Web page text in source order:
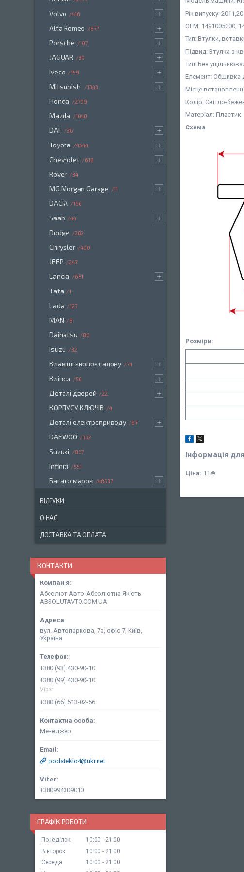
Рік випуску:
OEM: 1491005000,
Тип: Втулки,
Підвид: Втулка з
Тип: Без
Елемент: Обшивка
Місце
Колір: Світло-
Матеріал: Пластик
Схема
Розміри:
Інформація
Ціна: 11 ₴
Volvo 416
Alfa Romeo 877
Porsche 107
JAGUAR 30
Iveco 159
Mitsubishi 1343
Honda 2709
Mazda 1040
DAF 36
Toyota 4644
Chevrolet 618
Rover 34
MG Morgan Garage 11
DACIA 166
Saab 44
Dodge 282
Chrysler 400
JEEP 247
Lancia 681
Tata 1
Lada 127
MAN 8
Daihatsu 80
Isuzu 32
Клавіші кнопок салону 74
Кліпси 50
Деталі дверей 22
КОРПУСУ КЛЮЧІВ 4
Деталі електроприводу 87
DAEWOO 332
Suzuki 807
Infiniti 551
Багато марок 48537
ВІДГУКИ
О НАС
ДОСТАВКА ТА ОПЛАТА
КОНТАКТИ
Абсолют Авто-Абсолютна Якість
ABSOLUTAVTO.COM.UA
вул. Автопаркова, 7а, офіс 7, Київ,
Україна
+380 (93) 430-90-10
+380 (99) 430-90-10
Viber
+380 (66) 513-02-56
Менеджер
podsteklo4@ukr.net
+380994309010
ГРАФІК РОБОТИ
Понеділок 10:00
21:00
Вівторок
10:00
21:00
Середа
10:00
21:00